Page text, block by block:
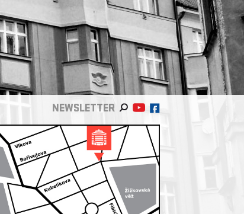
NEWSLETTER